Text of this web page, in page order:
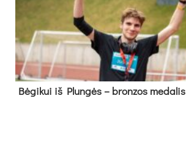
Bė­gi­kui iš Plun­gės – bron­zos me­da­lis